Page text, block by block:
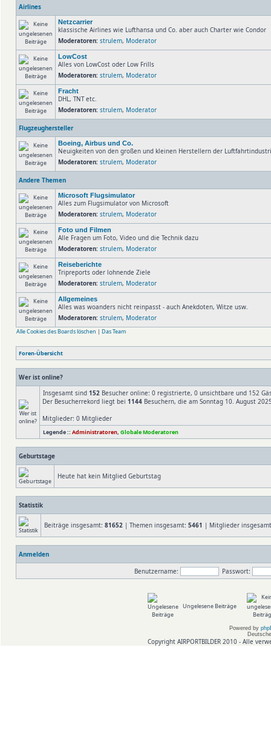
Airlines
Netzcarrier
klassische Airlines wie Lufthansa und Co. aber auch Charter wie Condor
Moderatoren: strulem, Moderator
LowCost
Alles von LowCost oder Low Frills
Moderatoren: strulem, Moderator
Fracht
DHL, TNT etc.
Moderatoren: strulem, Moderator
Flugzeughersteller
Boeing, Airbus und Co.
Neuigkeiten von den großen und kleinen Herstellern der
Moderatoren: strulem, Moderator
Andere Themen
Microsoft Flugsimulator
Alles zum Flugsimulator von Microsoft
Moderatoren: strulem, Moderator
Foto und Filmen
Alle Fragen um Foto, Video und die Technik dazu
Moderatoren: strulem, Moderator
Reiseberichte
Tripreports oder lohnende Ziele
Moderatoren: strulem, Moderator
Allgemeines
Alles was woanders nicht reinpasst - auch Anekdoten, Witze usw.
Moderatoren: strulem, Moderator
Alle Cookies des Boards löschen | Das Team
Foren-Übersicht
Wer ist online?
Insgesamt sind 152 Besucher online: 0 registrierte, 0 unsichtbare und 152
Der Besucherrekord liegt bei 1144 Besuchern, die am Sonntag 10. August
Mitglieder: 0 Mitglieder
Legende :: Administratoren, Globale Moderatoren
Geburtstage
Heute hat kein Mitglied Geburtstag
Statistik
Beiträge insgesamt: 81652 | Themen insgesamt: 5461 | Mitglieder
Anmelden
Benutzername:
Passwort:
Ungelesene Beiträge
Powered by
Copyright AIRPORTBILDER 2010 - Alle